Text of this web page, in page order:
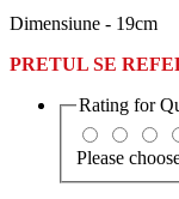
Dimensiune - 19cm
PRETUL SE
Rating for
Please